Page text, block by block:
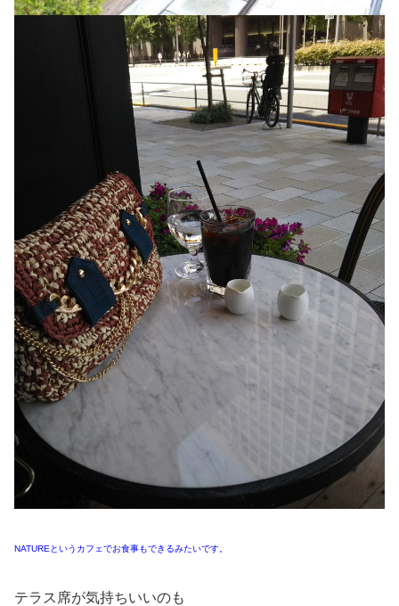
NATUREというカフェでお食事もできるみたいです。
テラス席が気持ちいいのも